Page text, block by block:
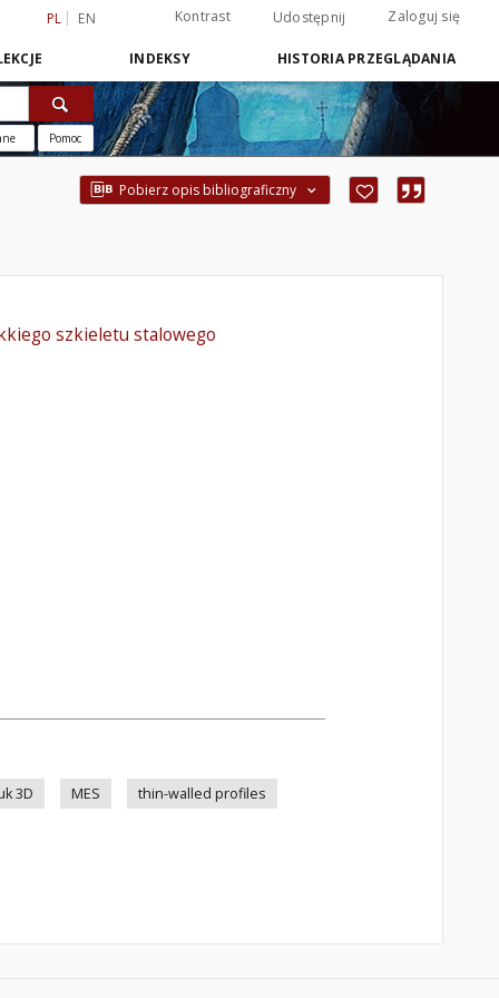
PL EN Kontrast Udostępnij Zaloguj się
INDEKSY HISTORIA PRZEGLĄDANIA
Pomoc
Pobierz opis bibliograficzny
szkieletu stalowego
3D MES
thin-walled profiles